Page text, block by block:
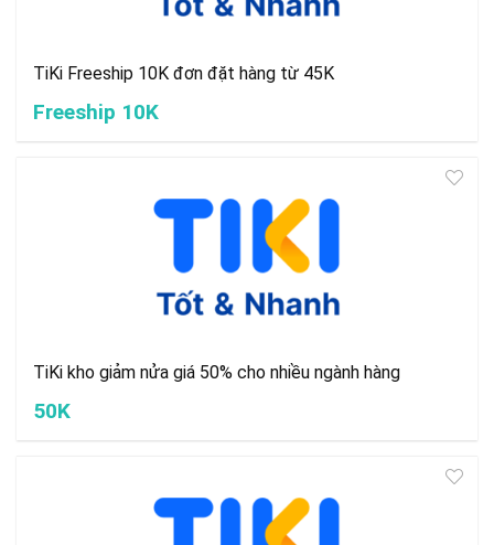
TiKi Freeship 10K đơn đặt hàng từ 45K
Freeship 10K
TiKi kho giảm nửa giá 50% cho nhiều ngành hàng
50K